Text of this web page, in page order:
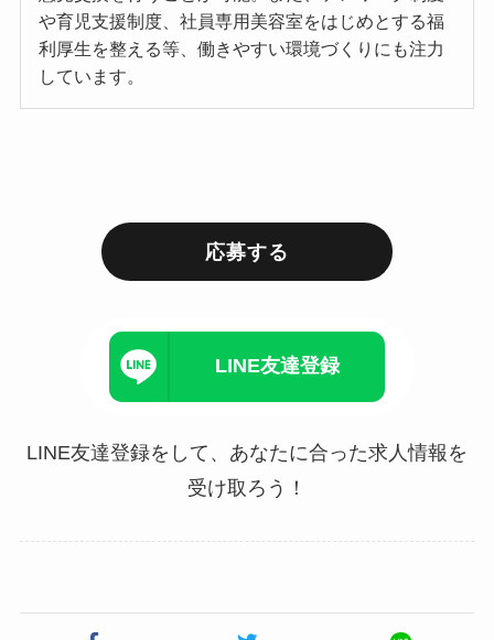
や育児支援制度、社員専用美容室をはじめとする福
利厚生を整える等、働きやすい環境づくりにも注力
しています。
応募する
LINE友達登録
LINE友達登録をして、あなたに合った求人情報を
受け取ろう！